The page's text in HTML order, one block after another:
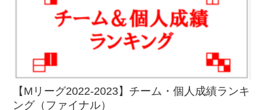
【Mリーグ2022-2023】チーム・個人成績ランキ
ング（ファイナル）